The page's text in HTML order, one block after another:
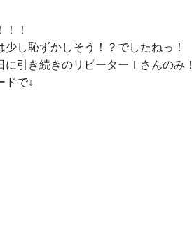
！
し恥ずかしそう！？でしたねっ！
引き続きのリピーターＩさんのみ！